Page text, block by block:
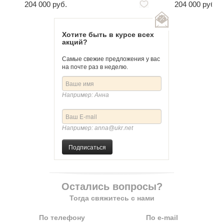
204 000 руб. 204 000 руб.
Хотите быть в курсе всех
акций?
Самые свежие предложения у вас
на почте раз в неделю.
Например: Анна
Например: anna@ukr.net
Подписаться
Остались вопросы?
Тогда свяжитесь с нами
По телефону
По e-mail